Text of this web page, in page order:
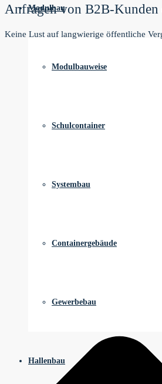
Modulbau
Modulbauweise
Schulcontainer
Systembau
Containergebäude
Gewerbebau
Hallenbau
Anfragen von B2B-
Keine Lust auf langwierige öffentliche